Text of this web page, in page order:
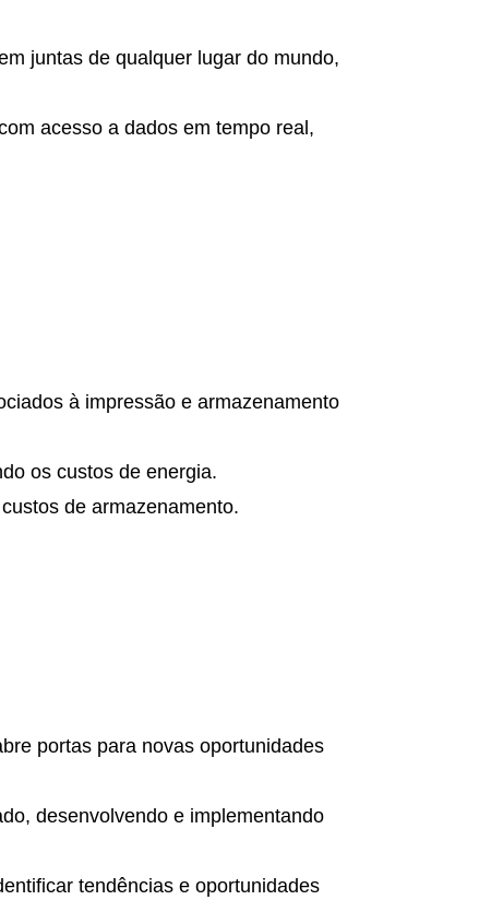
juntas de qualquer lugar do mundo,
acesso a dados em tempo real,
à impressão e armazenamento
os custos de energia.
de armazenamento.
portas para novas oportunidades
desenvolvendo e implementando
tendências e oportunidades